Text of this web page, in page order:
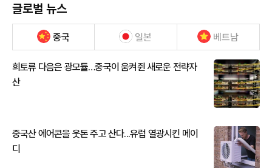
글로벌 뉴스
중국 일본 베트남
희토류 다음은 광모듈…중국이 움켜쥔 새로운 전략자
산
중국산 에어콘을 웃돈 주고 산다...유럽 열광시킨 메이
디